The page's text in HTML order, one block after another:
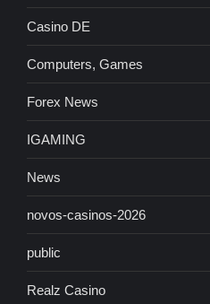
Casino DE
Computers, Games
Forex News
IGAMING
News
novos-casinos-2026
public
Realz Casino